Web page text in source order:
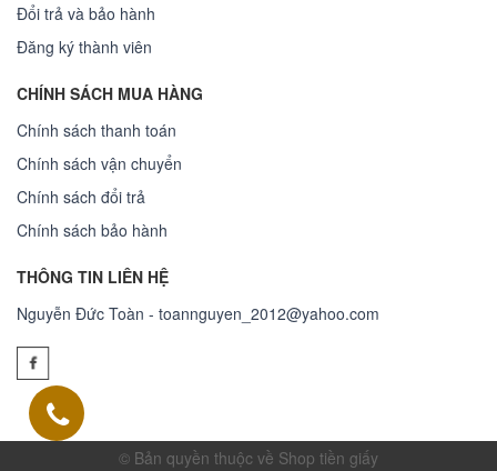
Đổi trả và bảo hành
Đăng ký thành viên
CHÍNH SÁCH MUA HÀNG
Chính sách thanh toán
Chính sách vận chuyển
Chính sách đổi trả
Chính sách bảo hành
THÔNG TIN LIÊN HỆ
Nguyễn Đức Toàn - toannguyen_2012@yahoo.com
© Bản quyền thuộc về Shop tiền giấy